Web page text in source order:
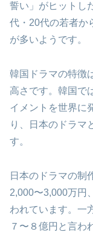
誓い」がヒットし
代・20代の若者か
が多いようです。
韓国ドラマの特徴
高さです。韓国で
イメントを世界に
り、日本のドラマ
す。
日本のドラマの制
2,000〜3,000万円
われています。一
７〜８億円と言わ